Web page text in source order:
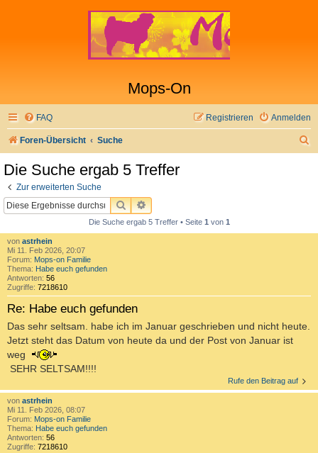
Mops-On
FAQ Anmelden
Registrieren
Foren-Übersicht Suche
Die Suche ergab 5 Treffer
Zur erweiterten Suche
SUCHEERWEITERTE SUCHE
Die Suche ergab 5 Treffer • Seite 1von 1
von astrhein
Mi 11. Feb 2026, 20:07
Forum: Mops-on Familie
Thema: Habe euch gefunden
Antworten: 56
Zugriffe: 7218610
Re: Habe euch gefunden
Das sehr seltsam. habe ich im Januar geschrieben und nicht heute.
Jetzt steht das Datum von heute da und der Post von Januar ist
weg
SEHR SELTSAM!!!!
Rufe den Beitrag auf
von astrhein
Mi 11. Feb 2026, 08:07
Forum: Mops-on Familie
Thema: Habe euch gefunden
Antworten: 56
Zugriffe: 7218610